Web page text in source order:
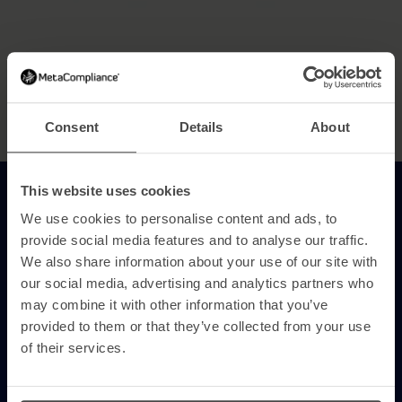
Consent Details About
This website uses cookies
We use cookies to personalise content and ads, to
provide social media features and to analyse our traffic.
We also share information about your use of our site with
our social media, advertising and analytics partners who
may combine it with other information that you’ve
provided to them or that they’ve collected from your use
of their services.
O que o NIS2 realmente requer
Para além da linguagem regulamentar, a NIS2
pede às organizações que demonstrem 4 coisas: